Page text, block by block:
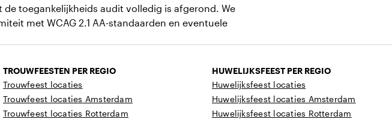
toegankelijkheids audit volledig is afgerond. We
met WCAG 2.1 AA-standaarden en eventuele
TROUWFEESTEN PER REGIO
Trouwfeest locaties
Trouwfeest locaties Amsterdam
Trouwfeest locaties Rotterdam
HUWELIJKSFEEST PER REGIO
Huwelijksfeest locaties
Huwelijksfeest locaties Amsterdam
Huwelijksfeest locaties Rotterdam